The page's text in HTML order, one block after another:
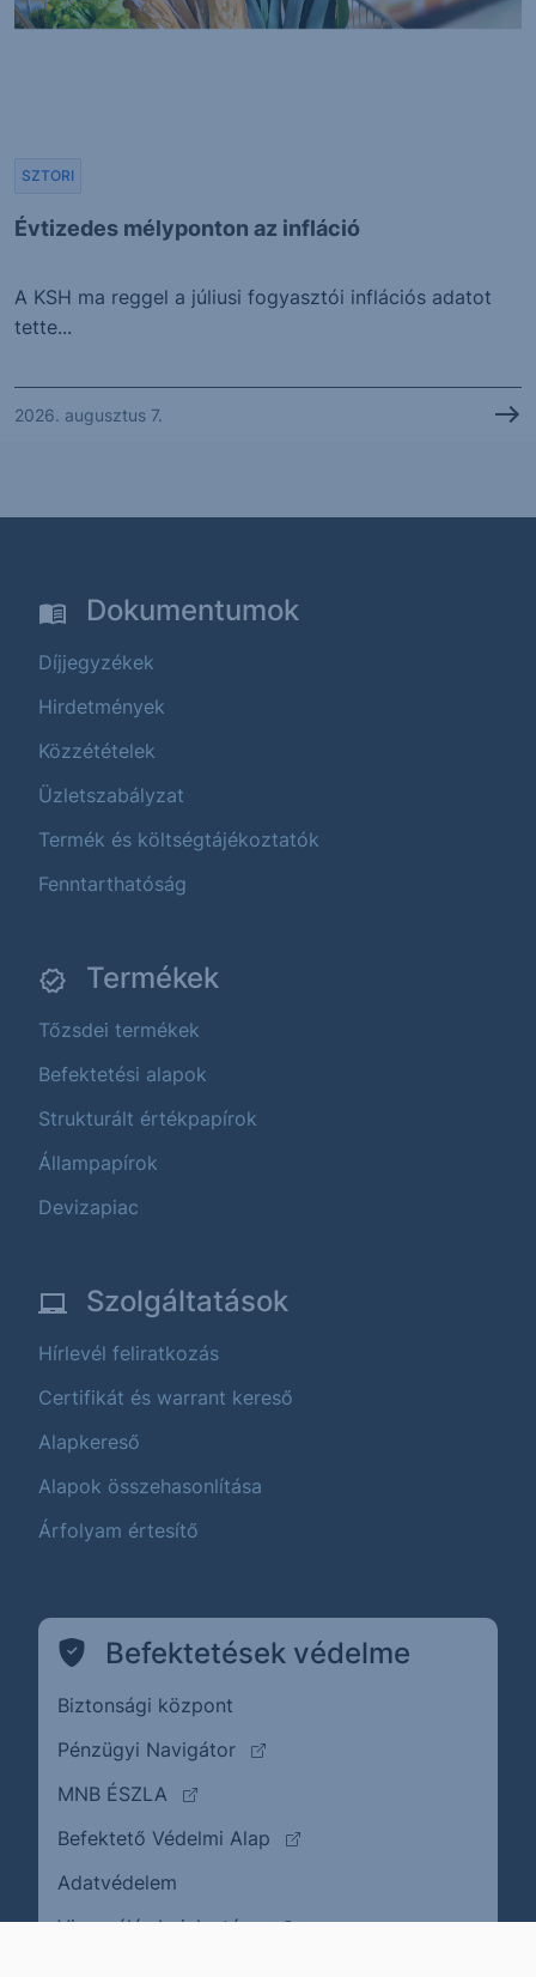
Évtizedes mélyponton az infláció
SZTORI
A KSH ma reggel a júliusi fogyasztói inflációs adatot
tette...
2026. augusztus 7.
Dokumentumok
Díjjegyzékek
Hirdetmények
Közzétételek
Üzletszabályzat
Termék és költségtájékoztatók
Fenntarthatóság
Termékek
Tőzsdei termékek
Befektetési alapok
Strukturált értékpapírok
Állampapírok
Devizapiac
Szolgáltatások
Hírlevél feliratkozás
Certifikát és warrant kereső
Alapkereső
Alapok összehasonlítása
Árfolyam értesítő
Befektetések védelme
Biztonsági központ
Pénzügyi Navigátor
(külső oldalra ugrik)
MNB ÉSZLA
(külső oldalra ugrik)
Befektető Védelmi Alap
(külső oldalra ugrik)
Adatvédelem
Visszaélés bejelentése(külső oldalra ugrik)